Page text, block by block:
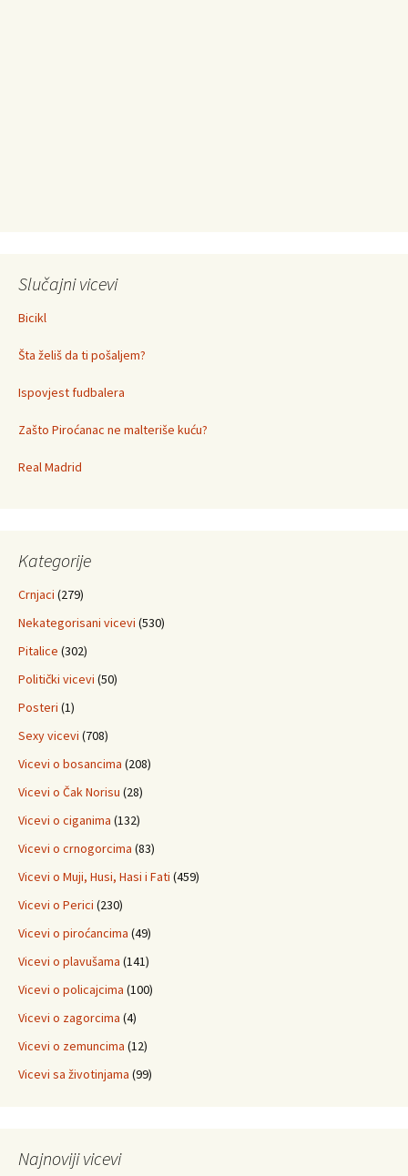
Slučajni vicevi
Bicikl
Šta želiš da ti pošaljem?
Ispovjest fudbalera
Zašto Piroćanac ne malteriše kuću?
Real Madrid
Kategorije
Crnjaci (279)
Nekategorisani vicevi (530)
Pitalice (302)
Politički vicevi (50)
Posteri (1)
Sexy vicevi (708)
Vicevi o bosancima (208)
Vicevi o Čak Norisu (28)
Vicevi o ciganima (132)
Vicevi o crnogorcima (83)
Vicevi o Muji, Husi, Hasi i Fati (459)
Vicevi o Perici (230)
Vicevi o piroćancima (49)
Vicevi o plavušama (141)
Vicevi o policajcima (100)
Vicevi o zagorcima (4)
Vicevi o zemuncima (12)
Vicevi sa životinjama (99)
Najnoviji vicevi